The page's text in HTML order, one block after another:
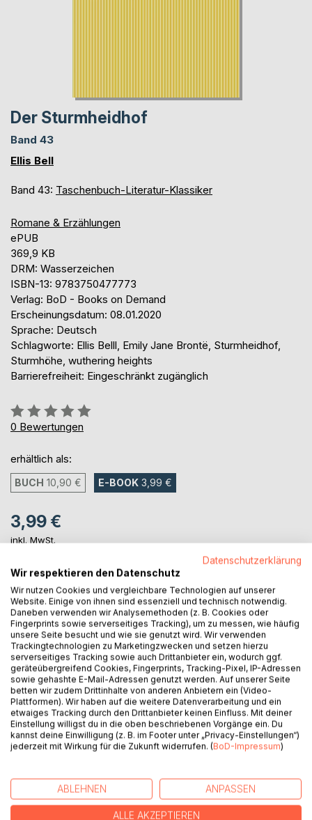
Der Sturmheidhof
Band 43
Ellis Bell
Band 43: Taschenbuch-Literatur-Klassiker
Romane & Erzählungen
ePUB
369,9 KB
DRM: Wasserzeichen
ISBN-13: 9783750477773
Verlag: BoD - Books on Demand
Erscheinungsdatum: 08.01.2020
Sprache: Deutsch
Schlagworte: Ellis Belll, Emily Jane Brontë, Sturmheidhof,
Sturmhöhe, wuthering heights
Barrierefreiheit: Eingeschränkt zugänglich
Bewertung::
0%
0 Bewertungen
erhältlich als:
BUCH 10,90 € E-BOOK 3,99 €
3,99 €
inkl. MwSt.
IN DEN WARENKORB
Auf die Merkliste
Titel bewerten
Der 'Sturmheidhof' ist die deutsche Übersetzung des
Datenschutzerklärung
Wir respektieren den Datenschutz
Wir nutzen Cookies und vergleichbare Technologien auf unserer
Website. Einige von ihnen sind essenziell und technisch notwendig.
Daneben verwenden wir Analysemethoden (z. B. Cookies oder
Fingerprints sowie serverseitiges Tracking), um zu messen, wie häufig
unsere Seite besucht und wie sie genutzt wird. Wir verwenden
Trackingtechnologien zu Marketingzwecken und setzen hierzu
serverseitiges Tracking sowie auch Drittanbieter ein, wodurch ggf.
geräteübergreifend Cookies, Fingerprints, Tracking-Pixel, IP-Adressen
sowie gehashte E-Mail-Adressen genutzt werden. Auf unserer Seite
betten wir zudem Drittinhalte von anderen Anbietern ein (Video-
Plattformen). Wir haben auf die weitere Datenverarbeitung und ein
etwaiges Tracking durch den Drittanbieter keinen Einfluss. Mit deiner
Einstellung willigst du in die oben beschriebenen Vorgänge ein. Du
kannst deine Einwilligung (z. B. im Footer unter „Privacy-Einstellungen“)
jederzeit mit Wirkung für die Zukunft widerrufen. (BoD-Impressum)
ABLEHNEN ANPASSEN
ALLE AKZEPTIEREN